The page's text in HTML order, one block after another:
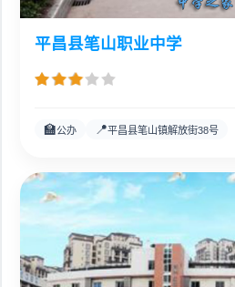
平昌县笔山职业中学
🏫公办 📍平昌县笔山镇解放街38号